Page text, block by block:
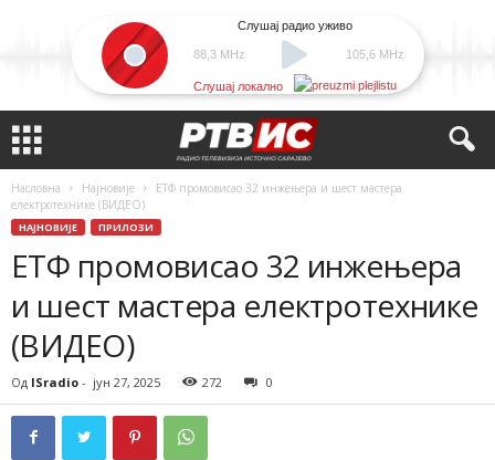
88,3 MHz
Слушај радио уживо
105,6 MHz
Слушај локално
Насловна Најновије
ЕТФ промовисао 32 инжењера и шест мастера
електротехнике (ВИДЕО)
НАЈНОВИЈЕ ПРИЛОЗИ
ЕТФ промовисао 32 инжењера
и шест мастера електротехнике
(ВИДЕО)
Од ISradio - јун 27, 2025 272 0